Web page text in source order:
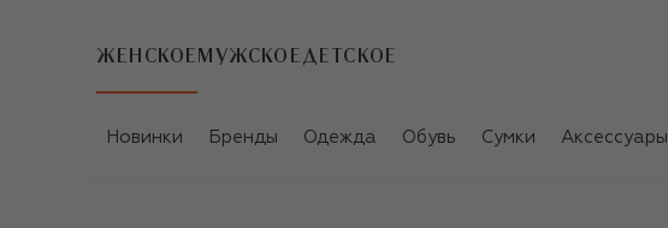
ЖЕНСКОЕ МУЖСКОЕ ДЕТСКОЕ
Новинки Бренды Одежда Обувь Сумки Аксессуары